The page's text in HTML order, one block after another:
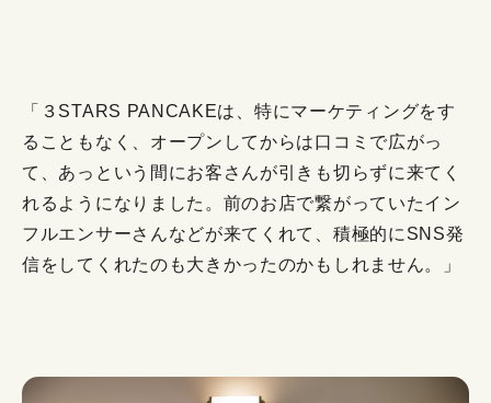
「３STARS PANCAKEは、特にマーケティングをす
ることもなく、オープンしてからは口コミで広がっ
て、あっという間にお客さんが引きも切らずに来てく
れるようになりました。前のお店で繋がっていたイン
フルエンサーさんなどが来てくれて、積極的にSNS発
信をしてくれたのも大きかったのかもしれません。」